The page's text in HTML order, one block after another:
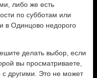
либо же есть
по субботам или
в Одинцово недорого
делать выбор, если
вы просматриваете,
другими. Это не может